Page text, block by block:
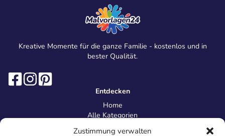
Zustimmung verwalten
Kreative Momente für die ganze Familie - kostenlos und in
bester Qualität.
Entdecken
Home
Alle Kategorien